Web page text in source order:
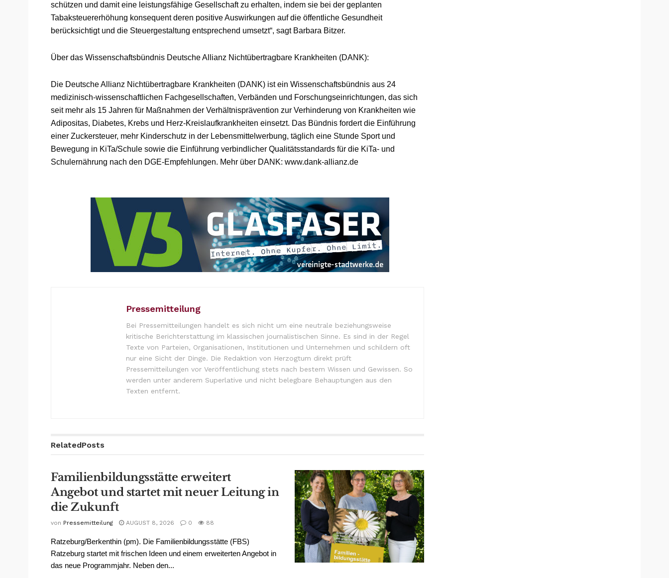
schützen und damit eine leistungsfähige Gesellschaft zu erhalten, indem sie bei der geplanten
Tabaksteuererhöhung konsequent deren positive Auswirkungen auf die öffentliche Gesundheit
berücksichtigt und die Steuergestaltung entsprechend umsetzt“, sagt Barbara Bitzer.
Über das Wissenschaftsbündnis Deutsche Allianz Nichtübertragbare Krankheiten (DANK):
Die Deutsche Allianz Nichtübertragbare Krankheiten (DANK) ist ein Wissenschaftsbündnis aus 24
medizinisch-wissenschaftlichen Fachgesellschaften, Verbänden und Forschungseinrichtungen, das sich
seit mehr als 15 Jahren für Maßnahmen der Verhältnisprävention zur Verhinderung von Krankheiten wie
Adipositas, Diabetes, Krebs und Herz-Kreislaufkrankheiten einsetzt. Das Bündnis fordert die Einführung
einer Zuckersteuer, mehr Kinderschutz in der Lebensmittelwerbung, täglich eine Stunde Sport und
Bewegung in KiTa/Schule sowie die Einführung verbindlicher Qualitätsstandards für die KiTa- und
Schulernährung nach den DGE-Empfehlungen. Mehr über DANK: www.dank-allianz.de
Pressemitteilung
Bei Pressemitteilungen handelt es sich nicht um eine neutrale beziehungsweise
kritische Berichterstattung im klassischen journalistischen Sinne. Es sind in der Regel
Texte von Parteien, Organisationen, Institutionen und Unternehmen und schildern oft
nur eine Sicht der Dinge. Die Redaktion von Herzogtum direkt prüft
Pressemitteilungen vor Veröffentlichung stets nach bestem Wissen und Gewissen. So
werden unter anderem Superlative und nicht belegbare Behauptungen aus den
Texten entfernt.
RelatedPosts
Familienbildungsstätte erweitert
Angebot und startet mit neuer Leitung in
die Zukunft
von Pressemitteilung AUGUST 8, 2026 0 88
Ratzeburg/Berkenthin (pm). Die Familienbildungsstätte (FBS)
Ratzeburg startet mit frischen Ideen und einem erweiterten Angebot in
das neue Programmjahr. Neben den...